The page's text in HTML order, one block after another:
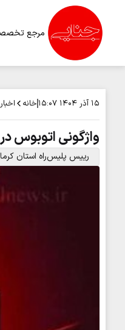
مرجع
۱۵ آذر ۱۴۰۴ ۱۵:۰۷ خانه
واژگونی اتوبوس
رییس پلیس‌راه استان